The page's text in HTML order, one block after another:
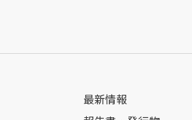
最新情報